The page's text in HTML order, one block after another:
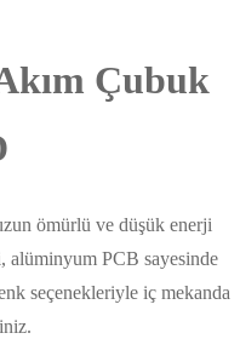
Çubuk
ömürlü ve düşük enerji
alüminyum PCB sayesinde
seçenekleriyle iç mekanda